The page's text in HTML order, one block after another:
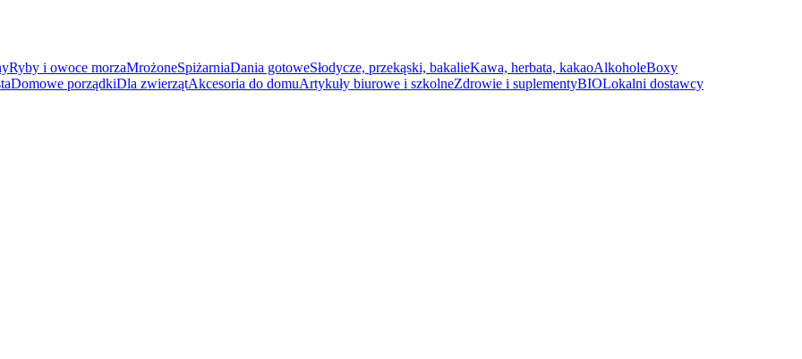
Ryby i owoce morzaMrożoneSpiżarniaDania gotoweSłodycze, przekąski, bakalieKawa, herbata, kakaoAlkoholeBoxy
Domowe porządkiDla zwierzątAkcesoria do domuArtykuły biurowe i szkolneZdrowie i suplementyBIOLokalni dostawcy